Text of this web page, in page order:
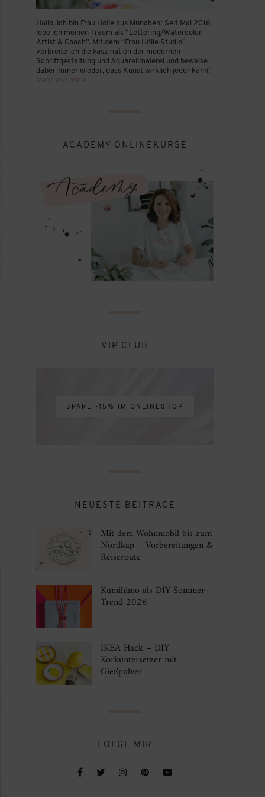
Hallo, ich bin Frau Hölle aus München! Seit Mai 2016
lebe ich meinen Traum als “Lettering/Watercolor
Artist & Coach”. Mit dem “Frau Hölle Studio”
verbreite ich die Faszination der modernen
Schriftgestaltung und Aquarellmalerei und beweise
dabei immer wieder, dass Kunst wirklich jeder kann!
Mehr von mir »
ACADEMY ONLINEKURSE
VIP CLUB
SPARE -15% IM ONLINESHOP
NEUESTE BEITRÄGE
Mit dem Wohnmobil bis zum
Nordkap – Vorbereitungen &
Reiseroute
Kumihimo als DIY Sommer-
Trend 2026
IKEA Hack – DIY
Korkuntersetzer mit
Gießpulver
FOLGE MIR